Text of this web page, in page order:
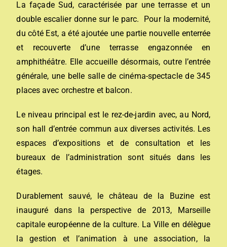
La façade Sud, caractérisée par une terrasse et un
double escalier donne sur le parc. Pour la modernité,
du côté Est, a été ajoutée une partie nouvelle enterrée
et recouverte d’une terrasse engazonnée en
amphithéâtre. Elle accueille désormais, outre l’entrée
générale, une belle salle de cinéma-spectacle de 345
places avec orchestre et balcon.
Le niveau principal est le rez-de-jardin avec, au Nord,
son hall d’entrée commun aux diverses activités. Les
espaces d’expositions et de consultation et les
bureaux de l’administration sont situés dans les
étages.
Durablement sauvé, le château de la Buzine est
inauguré dans la perspective de 2013, Marseille
capitale européenne de la culture. La Ville en délègue
la gestion et l’animation à une association, la